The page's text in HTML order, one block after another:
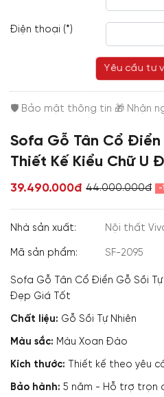
Điện thoại (*)
Yêu cầu tư
Sofa Gỗ Tân Cổ Điển
Thiết Kế Kiểu Chữ U
39.490.000đ 44.000.000đ -
Nhà sản xuất: Nội thất
Mã sản phẩm: SF-2095
Sofa Gỗ Tân Cổ Điển Gỗ Sồi Tự
Đẹp Giá Tốt
Chất liệu: Gỗ Sồi Tự Nhiên
Màu sắc: Màu Xoan Đào
Kích thước: Thiết kế theo yêu
Bảo hành: 5 năm - Hỗ trợ trọn